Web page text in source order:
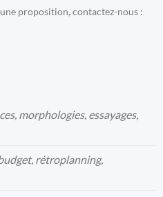
proposition, contactez-nous :
morphologies, essayages,
rétroplanning,